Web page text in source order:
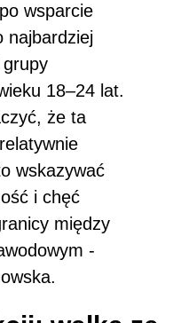
wsparcie
najbardziej
grupy
18–24 lat.
że ta
wskazywać
i chęć
między
-